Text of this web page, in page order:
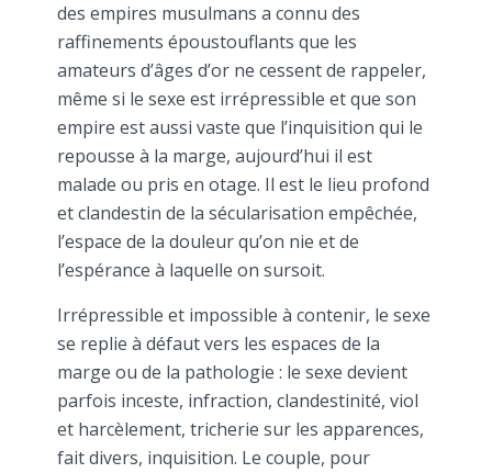
des empires musulmans a connu des
raffinements époustouflants que les
amateurs d’âges d’or ne cessent de rappeler,
même si le sexe est irrépressible et que son
empire est aussi vaste que l’inquisition qui le
repousse à la marge, aujourd’hui il est
malade ou pris en otage. Il est le lieu profond
et clandestin de la sécularisation empêchée,
l’espace de la douleur qu’on nie et de
l’espérance à laquelle on sursoit.
Irrépressible et impossible à contenir, le sexe
se replie à défaut vers les espaces de la
marge ou de la pathologie : le sexe devient
parfois inceste, infraction, clandestinité, viol
et harcèlement, tricherie sur les apparences,
fait divers, inquisition. Le couple, pour